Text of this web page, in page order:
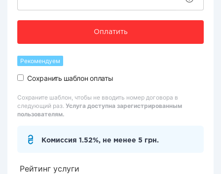
Оплатить
Рекомендуем
Сохранить шаблон оплаты
Сохраните шаблон, чтобы не вводить номер договора в
следующий раз. Услуга доступна зарегистрированным
пользователям.
Комиссия 1.52%, не менее 5 грн.
Рейтинг услуги